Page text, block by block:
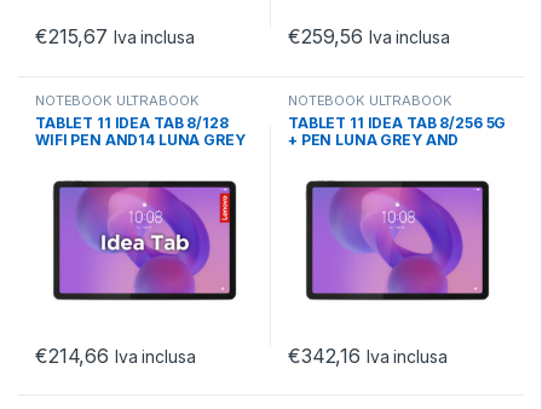
€215,67 Iva inclusa €259,56 Iva inclusa
NOTEBOOK ULTRABOOK
TABLET,TABLET ANDROID,
TABLET ANDROID 10.X
TABLET 11 IDEA TAB 8/128
WIFI PEN AND14 LUNA GREY
€214,66 Iva inclusa
NOTEBOOK ULTRABOOK
TABLET,TABLET ANDROID,
TABLET ANDROID 10.X
TABLET 11 IDEA TAB 8/256 5G
+ PEN LUNA GREY AND
€342,16 Iva inclusa